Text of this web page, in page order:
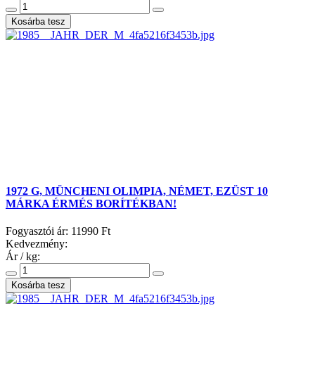
1972 G, MÜNCHENI OLIMPIA, NÉMET, EZÜST 10
MÁRKA ÉRMÉS BORÍTÉKBAN!
Fogyasztói ár: 11990 Ft
Kedvezmény:
Ár / kg: